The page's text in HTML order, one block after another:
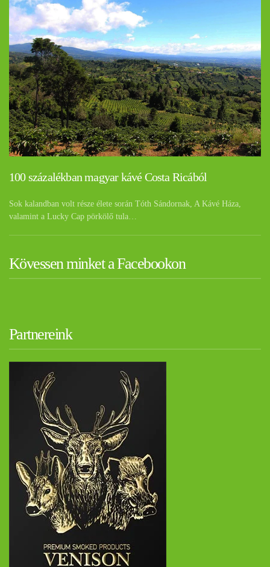
100 százalékban magyar kávé Costa Ricából
Sok kalandban volt része élete során Tóth Sándornak, A Kávé Háza,
valamint a Lucky Cap pörkölő tula…
Kövessen minket a Facebookon
Partnereink